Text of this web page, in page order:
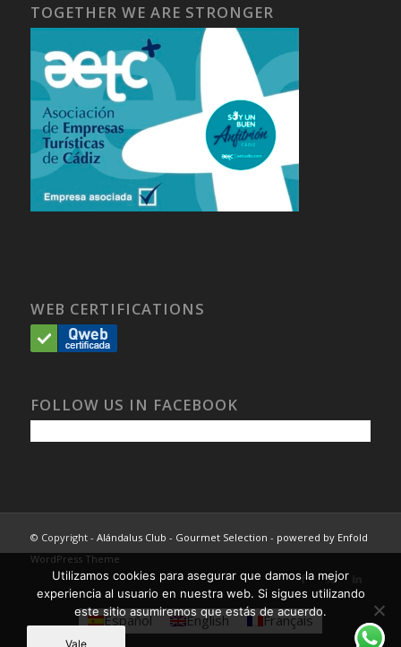
TOGETHER WE ARE STRONGER
WEB CERTIFICATIONS
FOLLOW US IN FACEBOOK
© Copyright - Alándalus Club - Gourmet Selection - powered by Enfold
WordPress Theme
Español English Français
Utilizamos cookies para asegurar que damos la mejor
experiencia al usuario en nuestra web. Si sigues utilizando
este sitio asumiremos que estás de acuerdo.
Vale